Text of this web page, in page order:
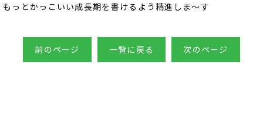
もっとかっこいい成長期を書けるよう精進しま～す
前のページ 一覧に戻る 次のページ